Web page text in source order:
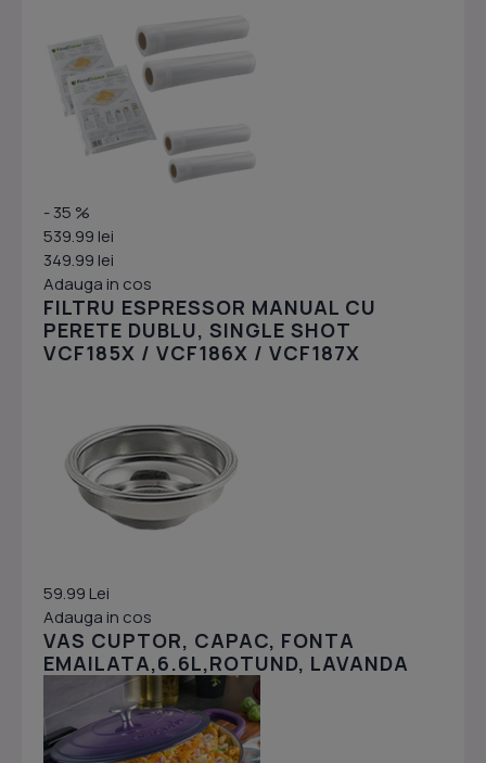
- 35 %
539.99 lei
349.99 lei
Adauga in cos
FILTRU ESPRESSOR MANUAL CU
PERETE DUBLU, SINGLE SHOT
VCF185X / VCF186X / VCF187X
59.99 Lei
Adauga in cos
VAS CUPTOR, CAPAC, FONTA
EMAILATA,6.6L,ROTUND, LAVANDA